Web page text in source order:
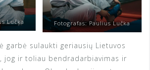
Lučka Fotografas: Paulius Lučka
garbė sulaukti geriausių Lietuvos
jog ir toliau bendradarbiavimas ir